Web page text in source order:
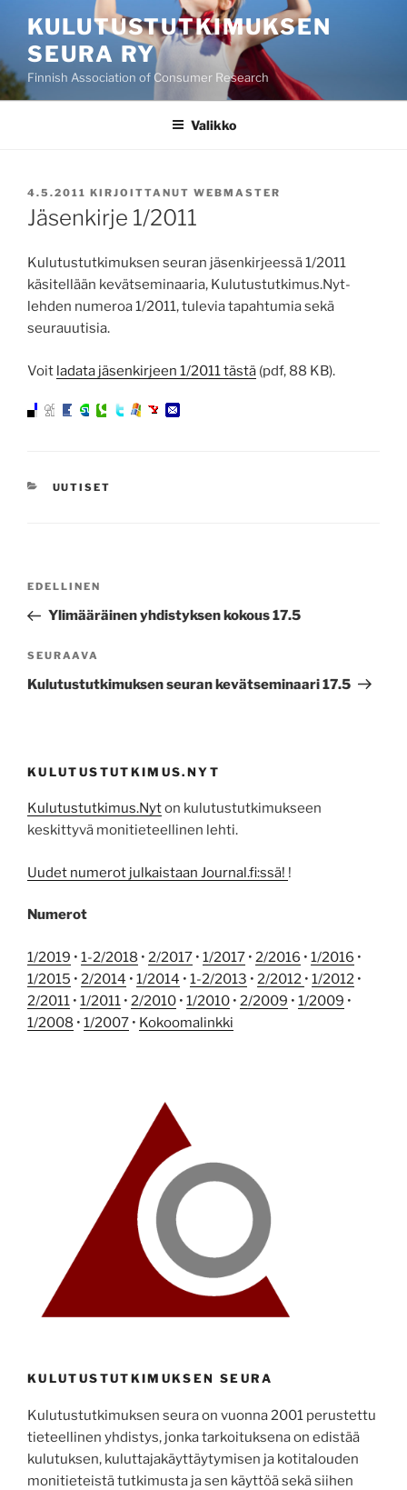
sisältöönKULUTUSTUTKIMUKSEN
SEURA RY
Finnish Association of Consumer Research
Valikko
JULKAISTU
4.5.2011 KIRJOITTANUT WEBMASTER
Jäsenkirje 1/2011
Kulutustutkimuksen seuran jäsenkirjeessä 1/2011
käsitellään kevätseminaaria, Kulutustutkimus.Nyt-
lehden numeroa 1/2011, tulevia tapahtumia sekä
seurauutisia.
Voit ladata jäsenkirjeen 1/2011 tästä (pdf, 88 KB).
KATEGORIAT
UUTISET
Edellinen
artikkeli
EDELLINEN
Ylimääräinen yhdistyksen kokous 17.5
Seuraava
artikkeli
SEURAAVA
Kulutustutkimuksen seuran kevätseminaari 17.5
KULUTUSTUTKIMUS.NYT
Kulutustutkimus.Nyton kulutustutkimukseen
keskittyvä monitieteellinen lehti.
Uudet numerot julkaistaan Journal.fi:ssä! !
Numerot
1/2019 • 1-2/2018 • 2/2017 • 1/2017 • 2/2016 • 1/2016 •
1/2015 • 2/2014 • 1/2014 • 1-2/2013 • 2/2012 • 1/2012 •
2/2011 • 1/2011 • 2/2010 • 1/2010 • 2/2009 • 1/2009 •
1/2008 • 1/2007 • Kokoomalinkki
KULUTUSTUTKIMUKSEN SEURA
Kulutustutkimuksen seura on vuonna 2001 perustettu
tieteellinen yhdistys, jonka tarkoituksena on edistää
kulutuksen, kuluttajakäyttäytymisen ja kotitalouden
monitieteistä tutkimusta ja sen käyttöä sekä siihen